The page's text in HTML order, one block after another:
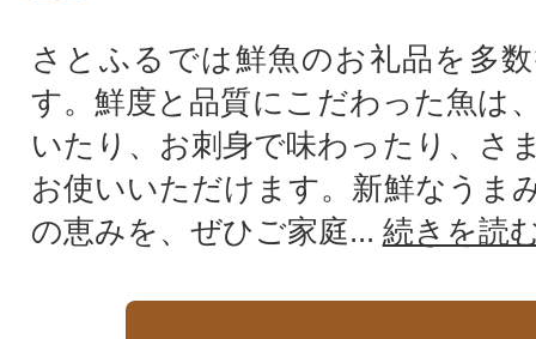
さとふるでは鮮魚のお礼品を多
す。鮮度と品質にこだわった魚は
いたり、お刺身で味わったり、さ
お使いいただけます。新鮮なうま
の恵みを、ぜひご家庭... 続きを読